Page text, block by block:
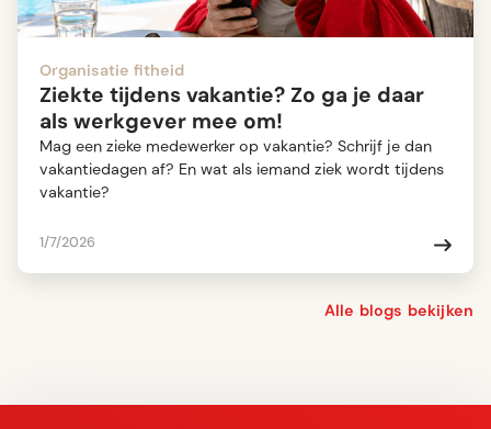
Alle blogs bekijken
Organisatie fitheid
Ziekte tijdens vakantie? Zo ga je daar
als werkgever mee om!
Mag een zieke medewerker op vakantie? Schrijf je dan
vakantiedagen af? En wat als iemand ziek wordt tijdens
vakantie?
1/7/2026